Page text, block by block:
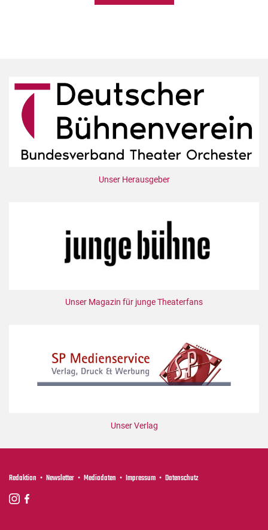
Unser Herausgeber
Unser Magazin für junge Theaterfans
Unser Verlag
Redaktion Newsletter Mediadaten Impressum Datenschutz